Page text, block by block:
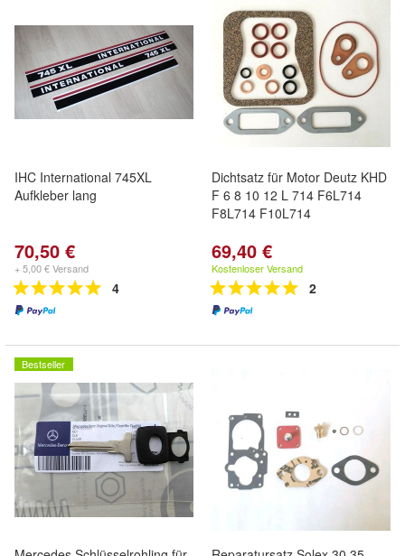
IHC International 745XL
Aufkleber lang
70,50 €
+ 5,00 € Versand
4
Dichtsatz für Motor Deutz KHD
F 6 8 10 12 L 714 F6L714
F8L714 F10L714
69,40 €
Kostenloser Versand
2
Bestseller